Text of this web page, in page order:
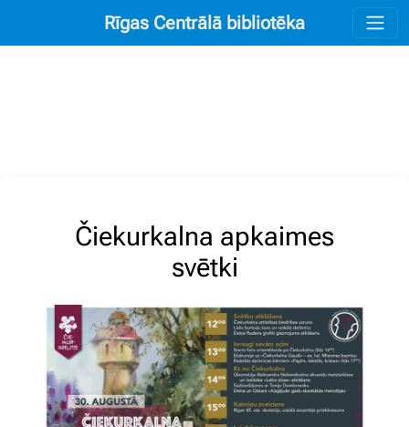
Rīgas Centrālā bibliotēka
Čiekurkalna apkaimes
svētki